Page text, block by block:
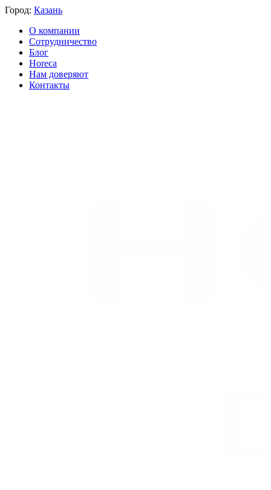
Город: Казань
О компании
Сотрудничество
Блог
Horeca
Нам доверяют
Контакты